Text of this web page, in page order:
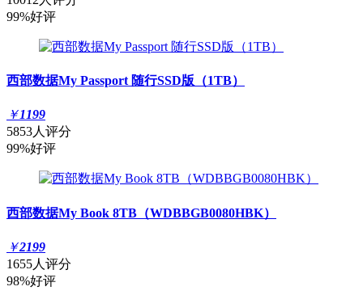
99%好评
西部数据My Passport 随行SSD版（1TB）
￥1199
5853人评分
99%好评
西部数据My Book 8TB（WDBBGB0080HBK）
￥2199
1655人评分
98%好评